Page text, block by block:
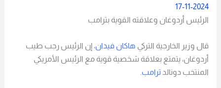
17-11-2024
الرئيس أردوغان وعلاقته القوية بترامب
قال وزير الخارجية التركي هاكان فيدان، إن الرئيس رجب طيب
أردوغان، يتمتع بعلاقة شخصية قوية مع الرئيس الأمريكي
المنتخب دونالد ترامب.